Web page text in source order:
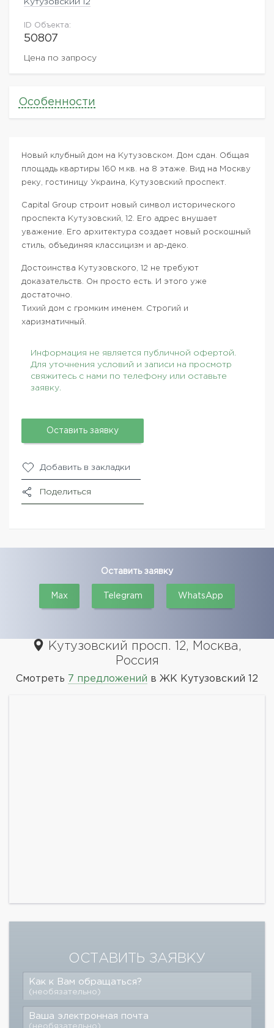
Кутузовский 12
ID Объекта:
50807
Цена по запросу
Особенности
Новый клубный дом на Кутузовском. Дом сдан. Общая
площадь квартиры 160 м.кв. на 8 этаже. Вид на Москву
реку, гостиницу Украина, Кутузовский проспект.
Capital Group строит новый символ исторического
проспекта Кутузовский, 12. Его адрес внушает
уважение. Его архитектура создает новый роскошный
стиль, объединяя классицизм и ар-деко.
Достоинства Кутузовского, 12 не требуют
доказательств. Он просто есть. И этого уже
достаточно.
Тихий дом с громким именем. Строгий и
харизматичный.
Информация не является публичной офертой.
Для уточнения условий и записи на просмотр
свяжитесь с нами по телефону или оставьте
заявку.
Оставить заявку
Добавить в закладки
Поделиться
Оставить заявку
Max Telegram WhatsApp
Кутузовский просп. 12, Москва,
Россия
Смотреть 7 предложений в ЖК Кутузовский 12
ОСТАВИТЬ ЗАЯВКУ
Как к Вам обращаться?
(необязательно)
Ваша электронная почта
(необязательно)